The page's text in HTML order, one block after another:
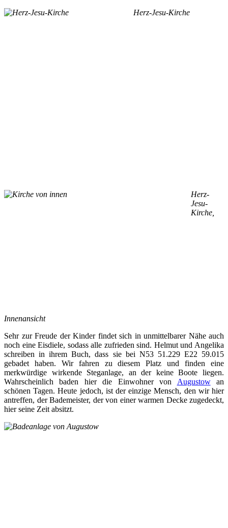
Herz-Jesu-Kirche
Herz-
Jesu-
Kirche,
Innenansicht
Sehr zur Freude der Kinder findet sich in unmittelbarer Nähe auch
noch eine Eisdiele, sodass alle zufrieden sind. Helmut und Angelika
schreiben in ihrem Buch, dass sie bei N53 51.229 E22 59.015
gebadet haben. Wir fahren zu diesem Platz und finden eine
merkwürdige wirkende Steganlage, an der keine Boote liegen.
Wahrscheinlich baden hier die Einwohner von Augustowan
schönen Tagen. Heute jedoch, ist der einzige Mensch, den wir hier
antreffen, der Bademeister, der von einer warmen Decke zugedeckt,
hier seine Zeit absitzt.